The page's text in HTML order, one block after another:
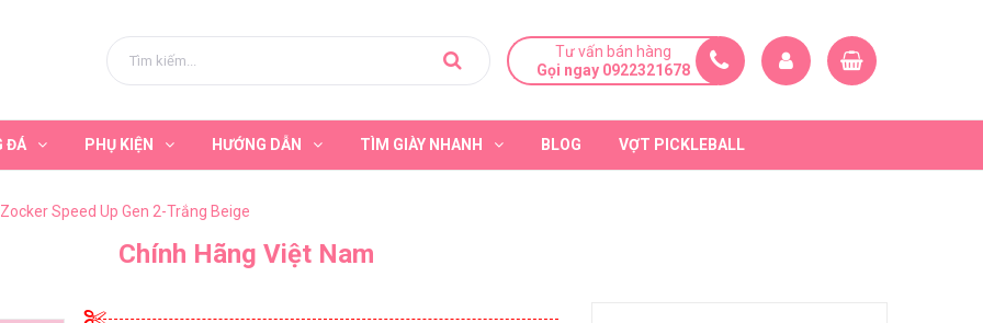
Tư vấn bán hàng
Gọi ngay 0922321678
ĐÁ PHỤ KIỆN HƯỚNG DẪN TÌM GIÀY NHANH BLOG VỢT PICKLEBALL
Speed Up Gen 2-Trắng Beige
Chính Hãng Việt Nam